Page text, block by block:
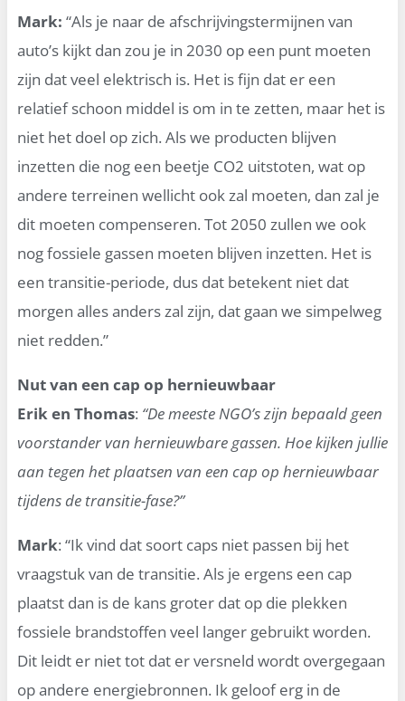
Mark: “Als je naar de afschrijvingstermijnen van
auto’s kijkt dan zou je in 2030 op een punt moeten
zijn dat veel elektrisch is. Het is fijn dat er een
relatief schoon middel is om in te zetten, maar het is
niet het doel op zich. Als we producten blijven
inzetten die nog een beetje CO2 uitstoten, wat op
andere terreinen wellicht ook zal moeten, dan zal je
dit moeten compenseren. Tot 2050 zullen we ook
nog fossiele gassen moeten blijven inzetten. Het is
een transitie-periode, dus dat betekent niet dat
morgen alles anders zal zijn, dat gaan we simpelweg
niet redden.”
Nut van een cap op hernieuwbaar
Erik en Thomas: “De meeste NGO’s zijn bepaald geen
voorstander van hernieuwbare gassen. Hoe kijken jullie
aan tegen het plaatsen van een cap op hernieuwbaar
tijdens de transitie-fase?”
Mark: “Ik vind dat soort caps niet passen bij het
vraagstuk van de transitie. Als je ergens een cap
plaatst dan is de kans groter dat op die plekken
fossiele brandstoffen veel langer gebruikt worden.
Dit leidt er niet tot dat er versneld wordt overgegaan
op andere energiebronnen. Ik geloof erg in de